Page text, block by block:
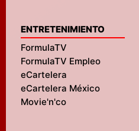
ENTRETENIMIENTO
FormulaTV
FormulaTV Empleo
eCartelera
eCartelera México
Movie'n'co